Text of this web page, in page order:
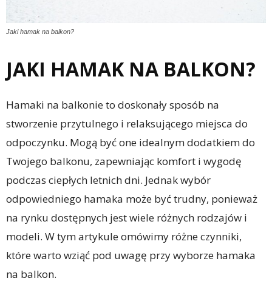
Jaki hamak na balkon?
JAKI HAMAK NA BALKON?
Hamaki na balkonie to doskonały sposób na
stworzenie przytulnego i relaksującego miejsca do
odpoczynku. Mogą być one idealnym dodatkiem do
Twojego balkonu, zapewniając komfort i wygodę
podczas ciepłych letnich dni. Jednak wybór
odpowiedniego hamaka może być trudny, ponieważ
na rynku dostępnych jest wiele różnych rodzajów i
modeli. W tym artykule omówimy różne czynniki,
które warto wziąć pod uwagę przy wyborze hamaka
na balkon.